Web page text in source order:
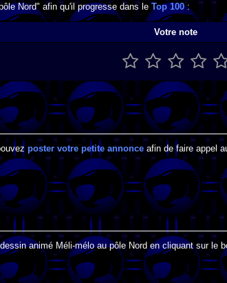
Nord" afin qu'il progresse dans leTop 100:
Votre note
poster votre petite annonce afin de faire appel
animé Méli-mélo au pôle Nord en cliquant sur le